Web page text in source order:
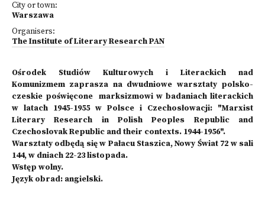
City or town:
Warszawa
Organisers:
The Institute of Literary Research PAN
Ośrodek Studiów Kulturowych i Literackich nad
Komunizmem zaprasza na dwudniowe warsztaty polsko-
czeskie poświęcone marksizmowi w badaniach literackich
w latach 1945-1955 w Polsce i Czechosłowacji: "Marxist
Literary Research in Polish Peoples Republic and
Czechoslovak Republic and their contexts. 1944-1956".
Warsztaty odbędą się w Pałacu Staszica, Nowy Świat 72 w sali
144, w dniach 22-23 listopada.
Wstęp wolny.
Język obrad: angielski.